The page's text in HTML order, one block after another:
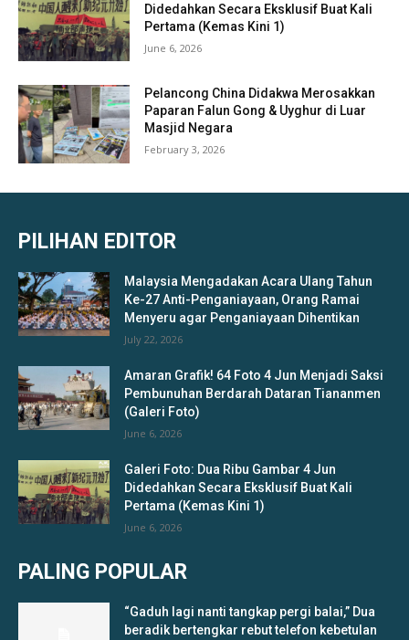
Didedahkan Secara Eksklusif Buat Kali
Pertama (Kemas Kini 1)
June 6, 2026
Pelancong China Didakwa Merosakkan
Paparan Falun Gong & Uyghur di Luar
Masjid Negara
February 3, 2026
PILIHAN EDITOR
Malaysia Mengadakan Acara Ulang Tahun
Ke-27 Anti-Penganiayaan, Orang Ramai
Menyeru agar Penganiayaan Dihentikan
July 22, 2026
Amaran Grafik! 64 Foto 4 Jun Menjadi Saksi
Pembunuhan Berdarah Dataran Tiananmen
(Galeri Foto)
June 6, 2026
Galeri Foto: Dua Ribu Gambar 4 Jun
Didedahkan Secara Eksklusif Buat Kali
Pertama (Kemas Kini 1)
June 6, 2026
PALING POPULAR
“Gaduh lagi nanti tangkap pergi balai,” Dua
beradik bertengkar rebut telefon kebetulan